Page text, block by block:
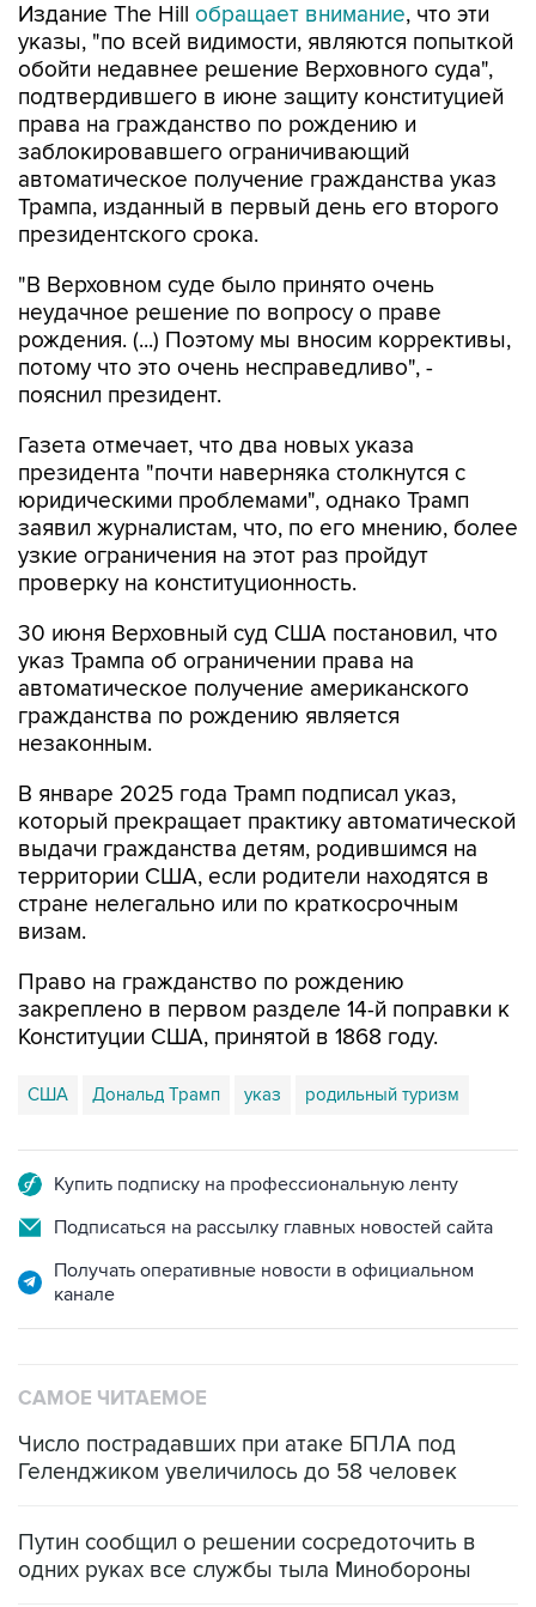
Издание The Hill обращает внимание, что эти
указы, "по всей видимости, являются попыткой
обойти недавнее решение Верховного суда",
подтвердившего в июне защиту конституцией
права на гражданство по рождению и
заблокировавшего ограничивающий
автоматическое получение гражданства указ
Трампа, изданный в первый день его второго
президентского срока.
"В Верховном суде было принято очень
неудачное решение по вопросу о праве
рождения. (...) Поэтому мы вносим коррективы,
потому что это очень несправедливо", -
пояснил президент.
Газета отмечает, что два новых указа
президента "почти наверняка столкнутся с
юридическими проблемами", однако Трамп
заявил журналистам, что, по его мнению, более
узкие ограничения на этот раз пройдут
проверку на конституционность.
30 июня Верховный суд США постановил, что
указ Трампа об ограничении права на
автоматическое получение американского
гражданства по рождению является
незаконным.
В январе 2025 года Трамп подписал указ,
который прекращает практику автоматической
выдачи гражданства детям, родившимся на
территории США, если родители находятся в
стране нелегально или по краткосрочным
визам.
Право на гражданство по рождению
закреплено в первом разделе 14-й поправки к
Конституции США, принятой в 1868 году.
США Дональд Трамп указ родильный туризм
Купить подписку на профессиональную ленту
Подписаться на рассылку главных новостей сайта
Получать оперативные новости в официальном
канале
САМОЕ ЧИТАЕМОЕ
Число пострадавших при атаке БПЛА под
Геленджиком увеличилось до 58 человек
Путин сообщил о решении сосредоточить в
одних руках все службы тыла Минобороны